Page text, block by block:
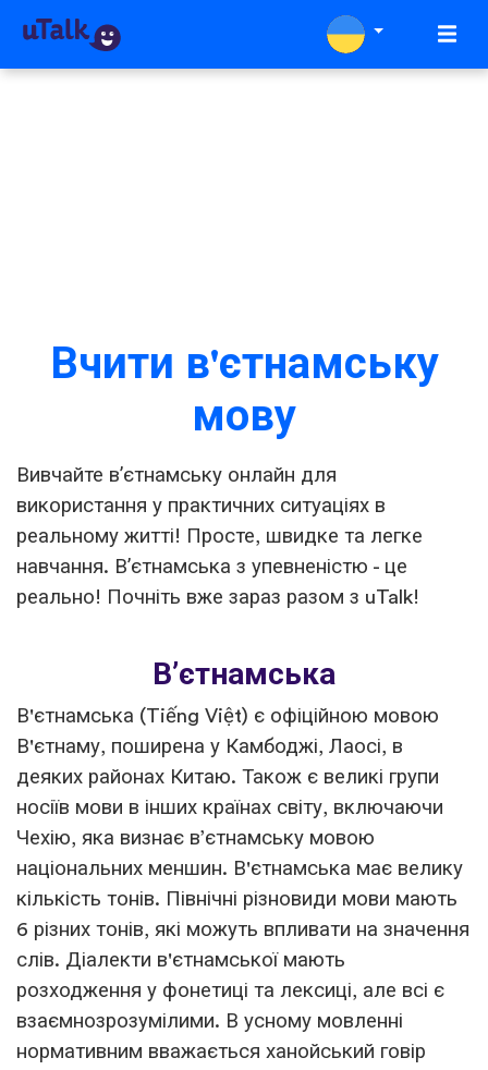
Вчити в'єтнамську
мову
Вивчайте вʼєтнамську онлайн для
використання у практичних ситуаціях в
реальному житті! Просте, швидке та легке
навчання. Вʼєтнамська з упевненістю - це
реально! Почніть вже зараз разом з uTalk!
Вʼєтнамська
В'єтнамська (Tiếng Việt) є офіційною мовою
В'єтнаму, поширена у Камбоджі, Лаосі, в
деяких районах Китаю. Також є великі групи
носіїв мови в інших країнах світу, включаючи
Чехію, яка визнає в’єтнамську мовою
національних меншин. В'єтнамська має велику
кількість тонів. Північні різновиди мови мають
6 різних тонів, які можуть впливати на значення
слів. Діалекти в'єтнамської мають
розходження у фонетиці та лексиці, але всі є
взаємнозрозумілими. В усному мовленні
нормативним вважається ханойський говір